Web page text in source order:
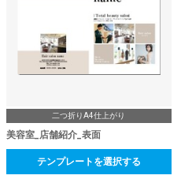
二つ折りA4仕上がり
美容室_店舗紹介_表面
テンプレートを選択する